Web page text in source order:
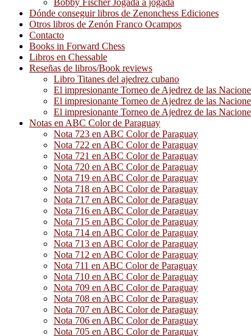
Bobby Fischer Jogada a jogada
Dónde conseguir libros de Zenonchess Ediciones
Otros libros de Zenón Franco Ocampos
Contacto
Books in Forward Chess
Libros en Chessable
Reseñas de libros/Book reviews
Libro Titanes del ajedrez cubano
El impresionante Torneo de Ajedrez de las
El impresionante Torneo de Ajedrez de las
El impresionante Torneo de Ajedrez de las
Notas en ABC Color de Paraguay
Nota 723 en ABC Color de Paraguay
Nota 722 en ABC Color de Paraguay
Nota 721 en ABC Color de Paraguay
Nota 720 en ABC Color de Paraguay
Nota 719 en ABC Color de Paraguay
Nota 718 en ABC Color de Paraguay
Nota 717 en ABC Color de Paraguay
Nota 716 en ABC Color de Paraguay
Nota 715 en ABC Color de Paraguay
Nota 714 en ABC Color de Paraguay
Nota 713 en ABC Color de Paraguay
Nota 712 en ABC Color de Paraguay
Nota 711 en ABC Color de Paraguay
Nota 710 en ABC Color de Paraguay
Nota 709 en ABC Color de Paraguay
Nota 708 en ABC Color de Paraguay
Nota 707 en ABC Color de Paraguay
Nota 706 en ABC Color de Paraguay
Nota 705 en ABC Color de Paraguay